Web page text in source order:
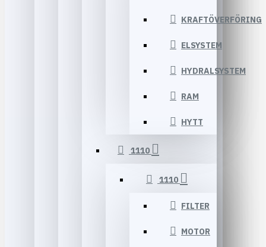
KRAFTÖVERFÖRING
ELSYSTEM
HYDRALSYSTEM
RAM
HYTT
1110
1110
FILTER
MOTOR